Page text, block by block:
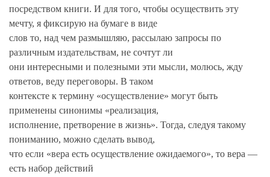
посредством книги. И для того, чтобы осуществить эту
мечту, я фиксирую на бумаге в виде
слов то, над чем размышляю, рассылаю запросы по
различным издательствам, не сочтут ли
они интересными и полезными эти мысли, молюсь, жду
ответов, веду переговоры. В таком
контексте к термину «осуществление» могут быть
применены синонимы «реализация,
исполнение, претворение в жизнь». Тогда, следуя такому
пониманию, можно сделать вывод,
что если «вера есть осуществление ожидаемого», то вера —
есть набор действий